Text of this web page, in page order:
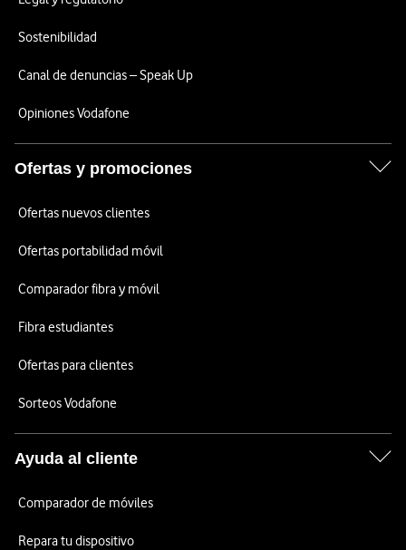
Sostenibilidad
Canal de denuncias – Speak Up
Opiniones Vodafone
Ofertas y promociones
Ofertas nuevos clientes
Ofertas portabilidad móvil
Comparador fibra y móvil
Fibra estudiantes
Ofertas para clientes
Sorteos Vodafone
Ayuda al cliente
Comparador de móviles
Repara tu dispositivo